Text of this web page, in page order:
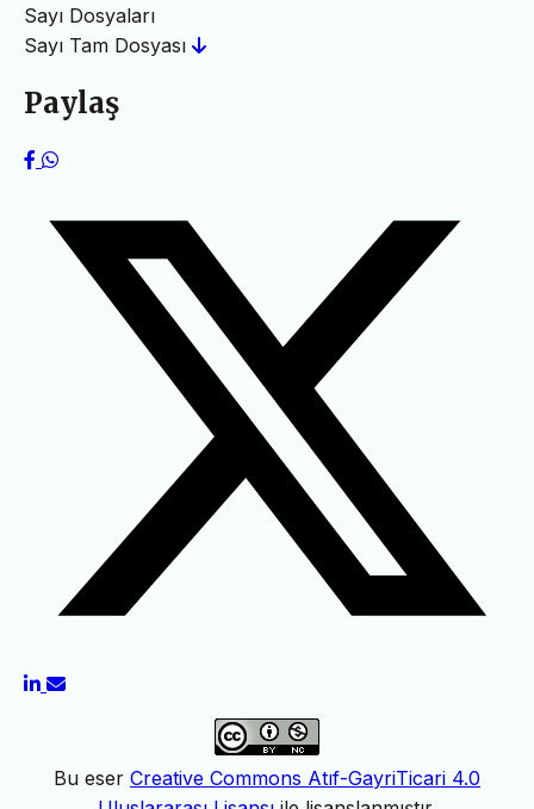
Sayı Dosyaları
Sayı Tam Dosyası
Paylaş
Bu eser Creative Commons Atıf-GayriTicari 4.0